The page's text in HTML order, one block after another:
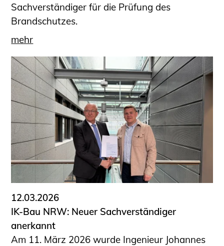
Sachverständiger für die Prüfung des
Brandschutzes.
mehr
12.03.2026
IK-Bau NRW: Neuer Sachverständiger
anerkannt
Am 11. März 2026 wurde Ingenieur Johannes